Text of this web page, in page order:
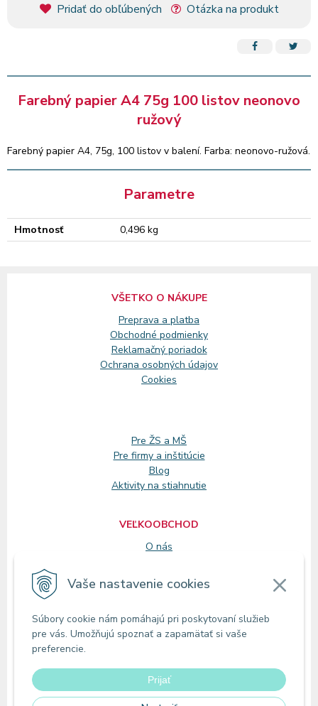
Vaše nastavenie cookies
Súbory cookie nám pomáhajú pri poskytovaní služieb
pre vás. Umožňujú spoznať a zapamätať si vaše
preferencie.
Prijať
Pridať do obľúbených Otázka na produkt
Farebný papier A4 75g 100 listov neonovo
ružový
Farebný papier A4, 75g, 100 listov v balení. Farba: neonovo-ružová.
Parametre
Hmotnosť 0,496 kg
VŠETKO O NÁKUPE
Preprava a platba
Obchodné podmienky
Reklamačný poriadok
Ochrana osobných údajov
Cookies
Pre ŽS a MŠ
Pre firmy a inštitúcie
Blog
Aktivity na stiahnutie
VEĽKOOBCHOD
O nás
Zákaznícke oddelenie
Predajne